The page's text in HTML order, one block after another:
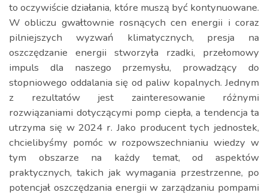
to oczywiście działania, które muszą być kontynuowane.
W obliczu gwałtownie rosnących cen energii i coraz
pilniejszych wyzwań klimatycznych, presja na
oszczędzanie energii stworzyła rzadki, przełomowy
impuls dla naszego przemysłu, prowadzący do
stopniowego oddalania się od paliw kopalnych. Jednym
z rezultatów jest zainteresowanie różnymi
rozwiązaniami dotyczącymi pomp ciepła, a tendencja ta
utrzyma się w 2024 r. Jako producent tych jednostek,
chcielibyśmy pomóc w rozpowszechnianiu wiedzy w
tym obszarze na każdy temat, od aspektów
praktycznych, takich jak wymagania przestrzenne, po
potencjał oszczędzania energii w zarządzaniu pompami